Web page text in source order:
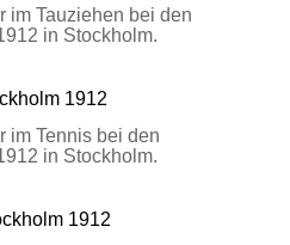
im Tauziehen bei den
in Stockholm.
1912
im Tennis bei den
in Stockholm.
1912